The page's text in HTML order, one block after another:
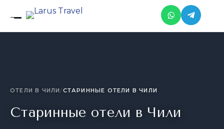
Skip to the content
ОТЕЛИ В ЧИЛИ/СТАРИННЫЕ ОТЕЛИ В ЧИЛИ
Старинные отели в Чили